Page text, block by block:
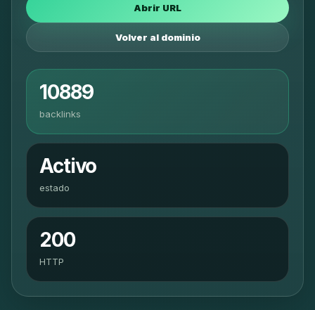
Abrir URL
Volver al dominio
10889
backlinks
Activo
estado
200
HTTP